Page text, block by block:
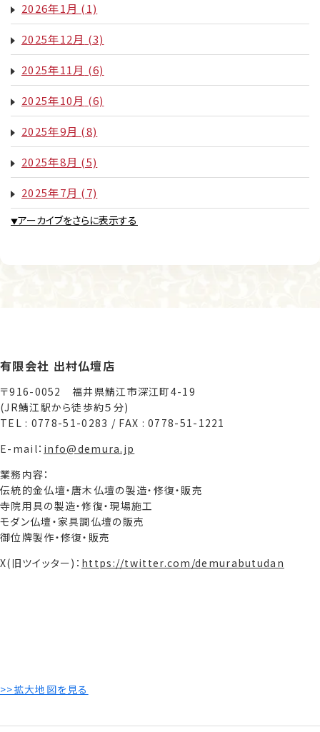
2026年1月 (1)
2025年12月 (3)
2025年11月 (6)
2025年10月 (6)
2025年9月 (8)
2025年8月 (5)
2025年7月 (7)
▼アーカイブをさらに表示する
有限会社 出村仏壇店
〒916-0052 福井県鯖江市深江町4-19
(JR鯖江駅から徒歩約５分)
TEL : 0778-51-0283 / FAX : 0778-51-1221
E-mail： info@demura.jp
業務内容：
伝統的金仏壇・唐木仏壇の製造・修復・販売
寺院用具の製造・修復・現場施工
モダン仏壇・家具調仏壇の販売
御位牌製作・修復・販売
X(旧ツイッター)： https://twitter.com/demurabutudan
>>拡大地図を見る